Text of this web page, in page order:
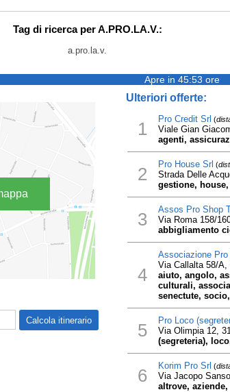
Tag di ricerca per A.PRO.LA.V.:
a.pro.la.v.
Apre in 45:53 ore
Ulteriori offerte:
1 Pro Credit Srl (
Viale Gian
agenti,
2 Pro House Srl (
Strada Delle
gestione,
3 Assos Pro Shop
Via Roma 158/
abbigliamento
4
Associazione
Via Callalta 58/A,
aiuto, angolo,
culturali,
senectute,
5 Pro Loco
Via Olimpia 12,
(segreteria),
6 Korim Pro Srl (
Via Jacopo
altrove,